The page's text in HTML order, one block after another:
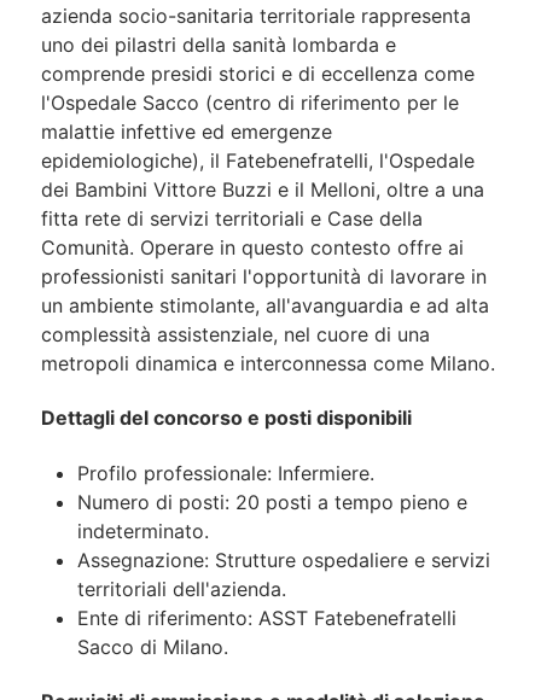
azienda socio-sanitaria territoriale rappresenta
uno dei pilastri della sanità lombarda e
comprende presidi storici e di eccellenza come
l'Ospedale Sacco (centro di riferimento per le
malattie infettive ed emergenze
epidemiologiche), il Fatebenefratelli, l'Ospedale
dei Bambini Vittore Buzzi e il Melloni, oltre a una
fitta rete di servizi territoriali e Case della
Comunità. Operare in questo contesto offre ai
professionisti sanitari l'opportunità di lavorare in
un ambiente stimolante, all'avanguardia e ad alta
complessità assistenziale, nel cuore di una
metropoli dinamica e interconnessa come Milano.
Dettagli del concorso e posti disponibili
Profilo professionale: Infermiere.
Numero di posti: 20 posti a tempo pieno e
indeterminato.
Assegnazione: Strutture ospedaliere e servizi
territoriali dell'azienda.
Ente di riferimento: ASST Fatebenefratelli
Sacco di Milano.